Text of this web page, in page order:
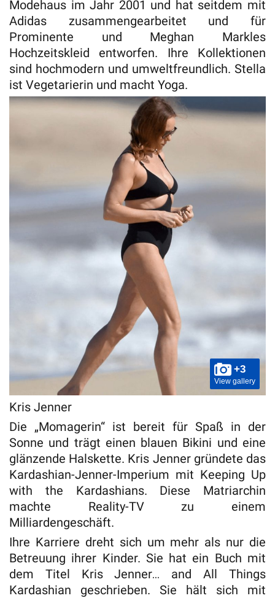
Modehaus im Jahr 2001 und hat seitdem mit
Adidas zusammengearbeitet und für
Prominente und Meghan Markles
Hochzeitskleid entworfen. Ihre Kollektionen
sind hochmodern und umweltfreundlich. Stella
ist Vegetarierin und macht Yoga.
+3
View gallery
Kris Jenner
Die „Momagerin“ ist bereit für Spaß in der
Sonne und trägt einen blauen Bikini und eine
glänzende Halskette. Kris Jenner gründete das
Kardashian-Jenner-Imperium mit Keeping Up
with the Kardashians. Diese Matriarchin
machte Reality-TV zu einem
Milliardengeschäft.
Ihre Karriere dreht sich um mehr als nur die
Betreuung ihrer Kinder. Sie hat ein Buch mit
dem Titel Kris Jenner… and All Things
Kardashian geschrieben. Sie hält sich mit